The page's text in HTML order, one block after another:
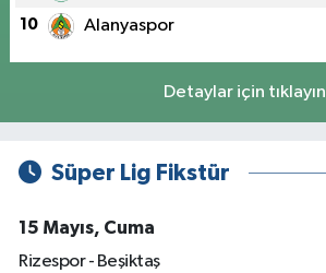
10 Alanyaspor
Detaylar için tıklayın
Süper Lig Fikstür
15 Mayıs, Cuma
Rizespor - Beşiktaş